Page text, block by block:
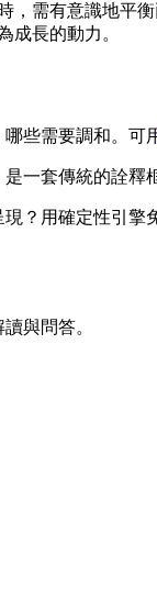
，需有意識地平衡
成長的動力。
些需要調和。可
一套傳統的詮釋
？用確定性引擎
與問答。